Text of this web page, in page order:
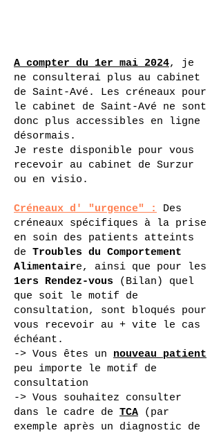
A compter du 1er mai 2024, je
ne consulterai plus au cabinet
de Saint-Avé. Les créneaux pour
le cabinet de Saint-Avé ne sont
donc plus accessibles en ligne
désormais.
Je reste disponible pour vous
recevoir au cabinet de Surzur
ou en visio.
Créneaux d' "urgence" :
Des
créneaux spécifiques à la prise
en soin des patients atteints
de Troubles du Comportement
Alimentaire, ainsi que pour les
1ers Rendez-vous
(Bilan) quel
que soit le motif de
consultation, sont bloqués pour
vous recevoir au + vite le cas
échéant.
-> Vous êtes un nouveau patient
peu importe le motif de
consultation
-> Vous souhaitez consulter
dans le cadre de TCA (par
exemple après un diagnostic de